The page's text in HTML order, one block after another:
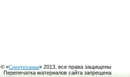
© «Спецтехника» 2013. все права защищены
Перепечатка материалов сайта запрещена